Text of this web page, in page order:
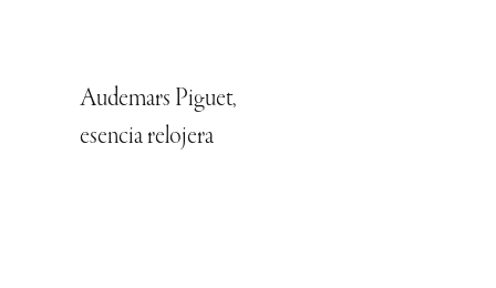
Audemars Piguet,
esencia relojera